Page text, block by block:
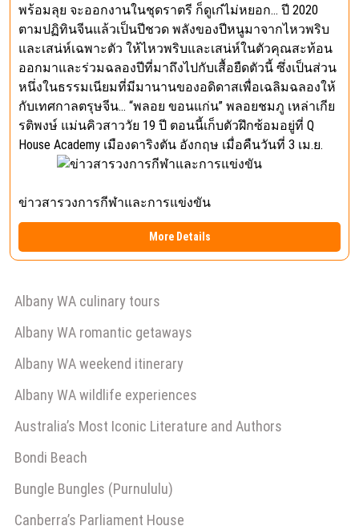
พร้อมลุย จะออกงานในชุดราตรี ก็ดูเก๋ไม่หยอก… ปี 2020
ตามปฏิทินจีนแล้วเป็นปีชวด พลังของปีหนูมาจากไหวพริบ
และเสน่ห์เฉพาะตัว ให้ไหวพริบและเสน่ห์ในตัวคุณสะท้อน
ออกมาและร่วมฉลองปีที่มาถึงไปกับเสื้อยืดตัวนี้ ซึ่งเป็นส่วน
หนึ่งในธรรมเนียมที่มีมานานของอดิดาสเพื่อเฉลิมฉลองให้
กับเทศกาลตรุษจีน… “พลอย ขอนแก่น” พลอยชมภู เหล่าเกีย
รติพงษ์ แม่นคิวสาววัย 19 ปี ตอนนี้เก็บตัวฝึกซ้อมอยู่ที่ Q
House Academy เมืองดาริงตัน อังกฤษ เมื่อคืนวันที่ 3 เม.ย.
ข่าวสารวงการกีฬาและการแข่งขัน
More Details
Albany WA culinary tours
Albany WA romantic getaways
Albany WA weekend itinerary
Albany WA wildlife experiences
Australia’s Most Iconic Literature and Authors
Bondi Beach
Bungle Bungles (Purnululu)
Canberra’s Parliament House